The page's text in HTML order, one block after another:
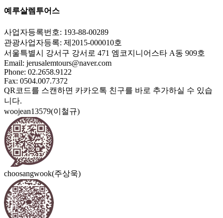
예루살렘투어스
사업자등록번호: 193-88-00289
관광사업자등록: 제2015-000010호
서울특별시 강서구 강서로 471 엠코지니어스타 A동 909호
Email: jerusalemtours@naver.com
Phone: 02.2658.9122
Fax: 0504.007.7372
QR코드를 스캔하면 카카오톡 친구를 바로 추가하실 수 있습
니다.
woojean13579(이철규)
choosangwook(주상욱)